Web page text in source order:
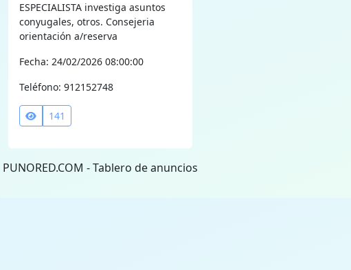
ESPECIALISTA investiga asuntos
conyugales, otros. Consejeria
orientación a/reserva
Fecha: 24/02/2026 08:00:00
Teléfono: 912152748
141
PUNORED.COM - Tablero de anuncios